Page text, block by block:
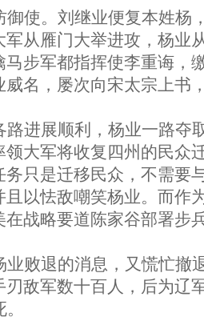
使。刘继业便复本姓杨
从雁门大举进攻，杨业
步军都指挥使李重诲，
名，屡次向宋太宗上书
进展顺利，杨业一路夺
大军将收复四州的民众
只是迁移民众，不需要
以怯敌嘲笑杨业。而作
战略要道陈家谷部署步
败退的消息，又慌忙撤
敌军数十百人，后为辽军